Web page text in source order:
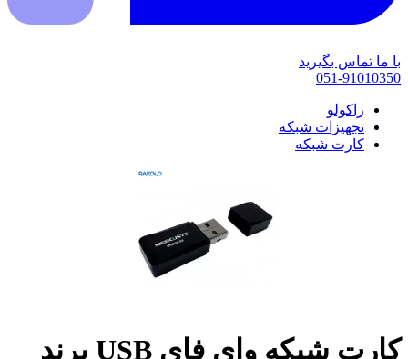
با ما تماس بگیرید
051-91010350
راکولو
تجهیزات شبکه
کارت شبکه
کارت شبکه وای فای USB برند